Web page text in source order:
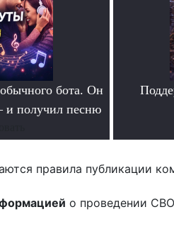
бота. Он
и получил песню
правила публикации
о проведении